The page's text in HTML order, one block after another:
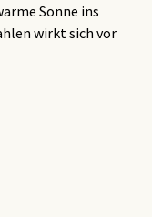
Sonne ins
wirkt sich vor